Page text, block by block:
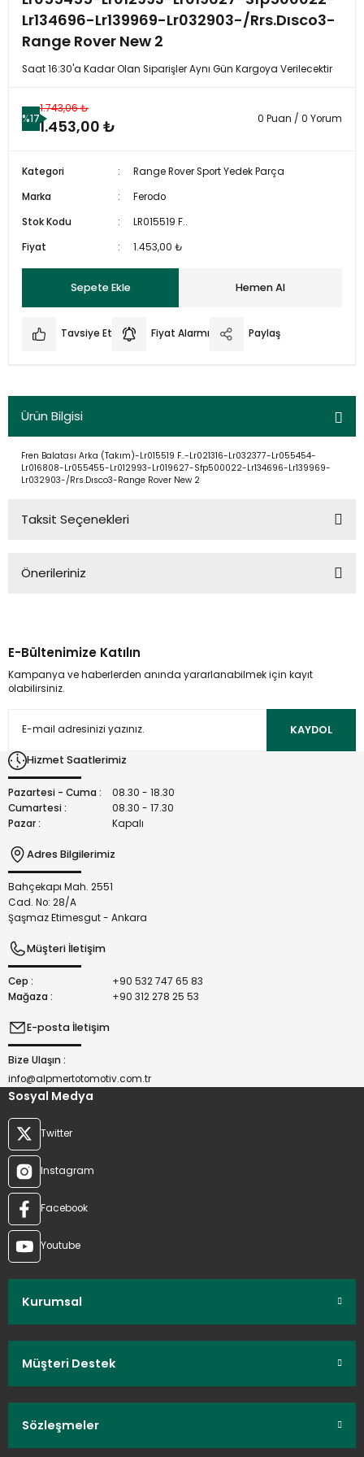
Lr134696-Lr139969-Lr032903-/Rrs.Dısco3-
Range Rover New 2
Saat 16:30'a Kadar Olan Siparişler Aynı Gün Kargoya Verilecektir
%17
1.743,06 ₺
1.453,00 ₺ 0 Puan / 0 Yorum
Kategori
Range Rover Sport Yedek Parça
Marka
Ferodo
Stok Kodu
LR015519 F..
Fiyat
1.453,00 ₺
Sepete Ekle Hemen Al
Tavsiye Et Fiyat Alarmı Paylaş
Ürün Bilgisi
Fren Balatası Arka (Takım)-Lr015519 F..-Lr021316-Lr032377-Lr055454-
Lr016808-Lr055455-Lr012993-Lr019627-Sfp500022-Lr134696-Lr139969-
Lr032903-/Rrs.Dısco3-Range Rover New 2
Taksit Seçenekleri
Önerileriniz
kullanarak tarafımıza iletebilirsiniz.
Görüş ve önerileriniz için teşekkür ederiz.
Ürün açıklamasında eksik bilgiler bulunuyor.
Bu ürüne benzer farklı alternatifler olmalı.
E-Bültenimize Katılın
Kampanya ve haberlerden anında yararlanabilmek için kayıt
olabilirsiniz.
KAYDOL
Hizmet Saatlerimiz
Pazartesi - Cuma :
08.30 - 18.30
Cumartesi :
08.30 - 17.30
Pazar :
Kapalı
Adres Bilgilerimiz
Bahçekapı Mah. 2551
Cad. No: 28/A
Şaşmaz Etimesgut - Ankara
Müşteri İletişim
Cep :
+90 532 747 65 83
Mağaza :
+90 312 278 25 53
E-posta İletişim
Bize Ulaşın :
info@alpmertotomotiv.com.tr
Sosyal Medya
Twitter
Instagram
Facebook
Youtube
Kurumsal
Müşteri Destek
Sözleşmeler